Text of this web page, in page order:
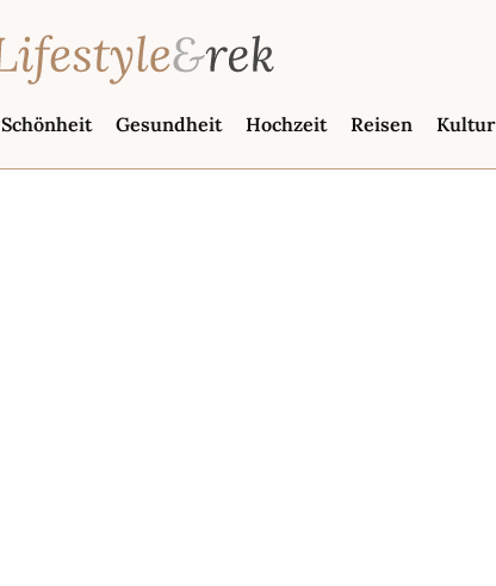
Schönheit Gesundheit Hochzeit Reisen Kultur